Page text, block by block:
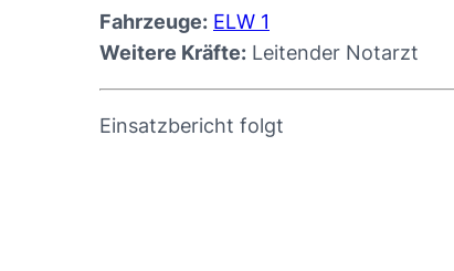
Fahrzeuge: ELW 1
Weitere Kräfte: Leitender Notarzt
Einsatzbericht folgt